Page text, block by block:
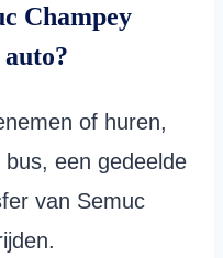
Champey
of huren,
een gedeelde
van Semuc